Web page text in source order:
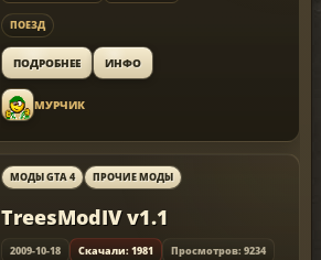
ПОЕЗД
ПОДРОБНЕЕ ИНФО
МУРЧИК
МОДЫ GTA 4 ПРОЧИЕ МОДЫ
TreesModIV v1.1
2009-10-18 Скачали: 1981
Просмотров: 9234